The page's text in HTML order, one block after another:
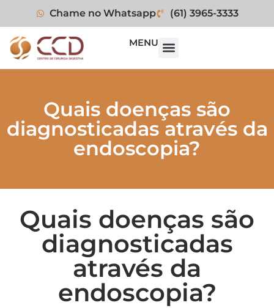
Chame no Whatsapp (61) 3965-3333
MENU
Quais doenças são
diagnosticadas através da
endoscopia?
Quais doenças são
diagnosticadas
através da
endoscopia?